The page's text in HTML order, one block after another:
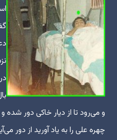
و می‌رود تا از دیار خاکی دور
چهره علی را به یاد آورید از دور